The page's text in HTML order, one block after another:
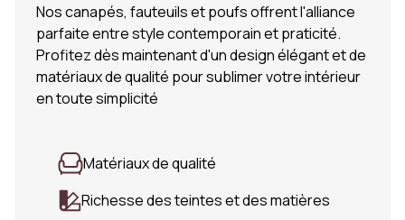
Nos canapés, fauteuils et poufs offrent l'alliance
parfaite entre style contemporain et praticité.
Profitez dès maintenant d'un design élégant et de
matériaux de qualité pour sublimer votre intérieur
en toute simplicité
Matériaux de qualité
Richesse des teintes et des matières